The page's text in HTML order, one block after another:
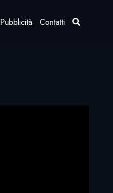
Pubblicità Contatti